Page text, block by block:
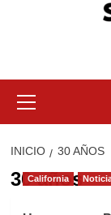
principal
INICIO 30 AÑOS
30 años
California